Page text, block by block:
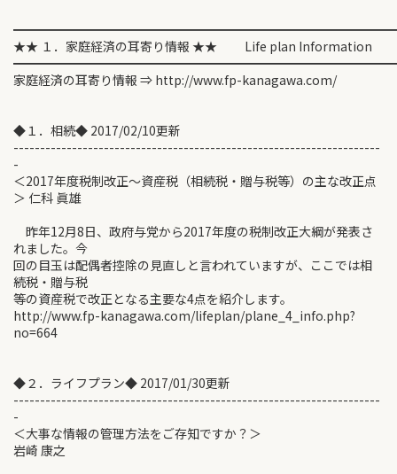
★★ １．家庭経済の耳寄り情報 ★★ Life plan Information
家庭経済の耳寄り情報 ⇒ http://www.fp-kanagawa.com/
◆１．相続◆ 2017/02/10更新
---------------------------------------------------------------------
-
＜2017年度税制改正～資産税（相続税・贈与税等）の主な改正点
＞ 仁科 眞雄
昨年12月8日、政府与党から2017年度の税制改正大綱が発表さ
れました。今
回の目玉は配偶者控除の見直しと言われていますが、ここでは相
続税・贈与税
等の資産税で改正となる主要な4点を紹介します。
http://www.fp-kanagawa.com/lifeplan/plane_4_info.php?
no=664
◆２．ライフプラン◆ 2017/01/30更新
---------------------------------------------------------------------
-
＜大事な情報の管理方法をご存知ですか？＞
岩崎 康之